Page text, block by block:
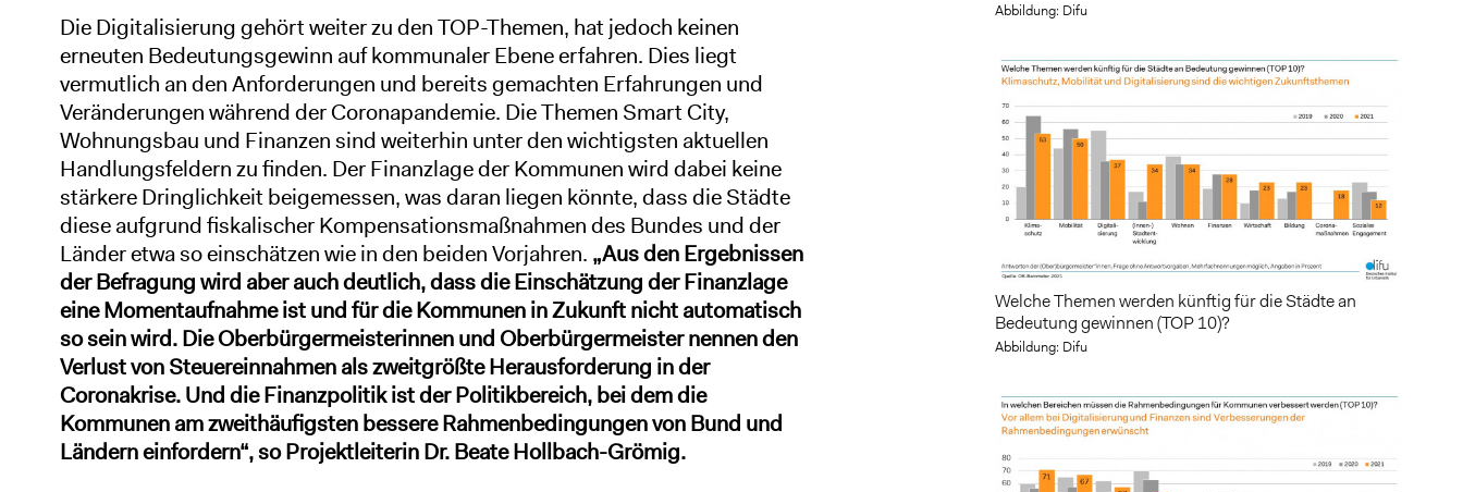
Die Digitalisierung gehört weiter zu den TOP-Themen, hat jedoch keinen
erneuten Bedeutungsgewinn auf kommunaler Ebene erfahren. Dies liegt
vermutlich an den Anforderungen und bereits gemachten Erfahrungen und
Veränderungen während der Coronapandemie. Die Themen Smart City,
Wohnungsbau und Finanzen sind weiterhin unter den wichtigsten aktuellen
Handlungsfeldern zu finden. Der Finanzlage der Kommunen wird dabei keine
stärkere Dringlichkeit beigemessen, was daran liegen könnte, dass die Städte
diese aufgrund fiskalischer Kompensationsmaßnahmen des Bundes und der
Länder etwa so einschätzen wie in den beiden Vorjahren. „Aus den Ergebnissen
der Befragung wird aber auch deutlich, dass die Einschätzung der Finanzlage
eine Momentaufnahme ist und für die Kommunen in Zukunft nicht automatisch
so sein wird. Die Oberbürgermeisterinnen und Oberbürgermeister nennen den
Verlust von Steuereinnahmen als zweitgrößte Herausforderung in der
Coronakrise. Und die Finanzpolitik ist der Politikbereich, bei dem die
Kommunen am zweithäufigsten bessere Rahmenbedingungen von Bund und
Ländern einfordern“, so Projektleiterin Dr. Beate Hollbach-Grömig.
Abbildung: Difu
Welche Themen werden künftig für die Städte an
Bedeutung gewinnen (TOP 10)?
Abbildung: Difu